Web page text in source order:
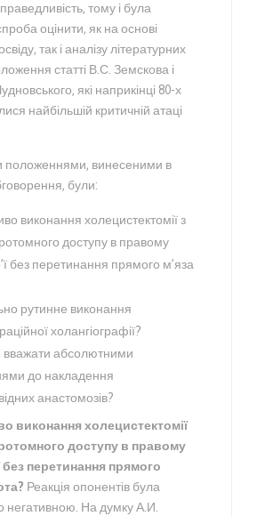
тому і була
оцінити, як на основі
так і аналізу літературних
статті В.С. Земскова і
які наприкінці 80-х
найбільшій критичній атаці
положеннями, винесеними в
були:
виконання холецистектомії з
доступу в правому
без перетинання прямого м’яза
рутинне виконання
холангіографії?
вважати абсолютними
до накладення
анастомозів?
виконання холецистектомії
доступу в правому
без перетинання прямого
Реакція опонентів була
негативною. На думку А.И.